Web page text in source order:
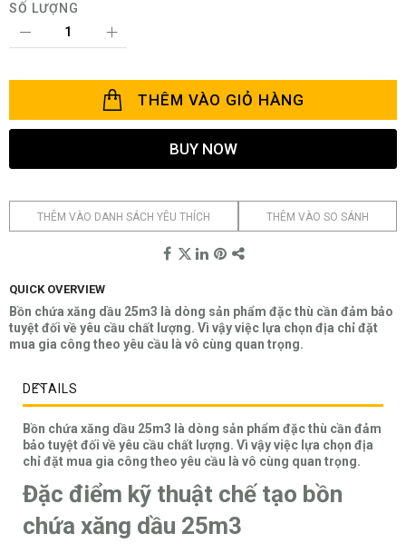
SỐ LƯỢNG
THÊM VÀO GIỎ HÀNG
BUY NOW
THÊM VÀO DANH SÁCH YÊU THÍCH THÊM VÀO SO SÁNH
QUICK OVERVIEW
Bồn chứa xăng dầu 25m3 là dòng sản phẩm đặc thù cần đảm bảo
tuyệt đối về yêu cầu chất lượng. Vì vậy việc lựa chọn địa chỉ đặt
mua gia công theo yêu cầu là vô cùng quan trọng.
DETAILS
Bồn chứa xăng dầu 25m3 là dòng sản phẩm đặc thù cần đảm
bảo tuyệt đối về yêu cầu chất lượng. Vì vậy việc lựa chọn địa
chỉ đặt mua gia công theo yêu cầu là vô cùng quan trọng.
Đặc điểm kỹ thuật chế tạo bồn
chứa xăng dầu 25m3